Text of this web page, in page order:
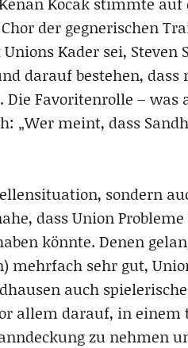
der gegnerischen
Kader sei, Steven
darauf bestehen,
Die Favoritenrolle –
„Wer meint, dass
sondern
dass Union
könnte. Denen
mehrfach sehr gut,
auch
allem darauf, in
zu nehmen